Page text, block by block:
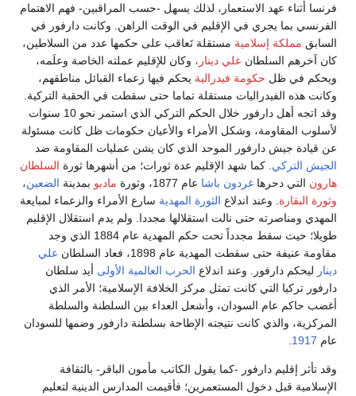
فرنسا أثناء عهد الاستعمار، لذلك يسهل -حسب المراقبين- فهم الاهتمام
الفرنسي بما يجري في الإقليم في الوقت الراهن. وكانت دارفور في
السابق مملكة إسلامية مستقلة تَعاقب على حكمها عدد من السلاطين،
كان آخرهم السلطان علي دينار، وكان للإقليم عملته الخاصة وعلَمه،
ويحكم في ظل حكومة فيدرالية يحكم فيها زعماء القبائل مناطقهم،
وكانت هذه الفيدراليات مستقلة تماما حتى سقطت في الحقبة التركية.
وقد اتجه أهل دارفور خلال الحكم التركي الذي استمر نحو 10 سنوات
لأسلوب المقاومة، وشكل الأمراء والأعيان حكومات ظل كانت مسئولة
عن قيادة جيش دارفور الموحد الذي كان يشن عمليات المقاومة ضد
الجيش التركي . كما شهد الإقليم عدة ثورات؛ من أشهرها ثورة السلطان
هارون التي دحرها غردون باشا عام 1877، وثورة مادبو بمدينة الضعين،
وثورة البقارة . وعند اندلاع الثورة المهدية سارع الأمراء والزعماء لمبايعة
المهدي ومناصرته حتى نالت استقلالها مجددا. ولم يدم استقلال الإقليم
طويلا؛ حيث سقط مجدداً تحت حكم المهدية عام 1884 الذي وجد
مقاومة عنيفة حتى سقطت المهدية عام 1898، فعاد السلطان
علي
دينار ليحكم دارفور. وعند اندلاع الحرب العالمية الأولى أيد سلطان
دارفور تركيا التي كانت تمثل مركز الخلافة الإسلامية؛ الأمر الذي
أغضب حاكم عام السودان، وأشعل العداء بين السلطنة والسلطة
المركزية، والذي كانت نتيجته الإطاحة بسلطنة دارفور وضمها للسودان
عام 1917
وقد تأثر إقليم دارفور -كما يقول الكاتب مأمون الباقر- بالثقافة
الإسلامية قبل دخول المستعمرين؛ فأقيمت المدارس الدينية لتعليم